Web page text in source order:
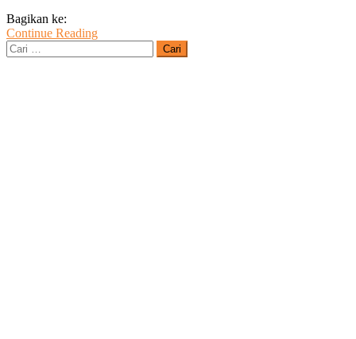
Bagikan ke:
Continue Reading
Cari
untuk: